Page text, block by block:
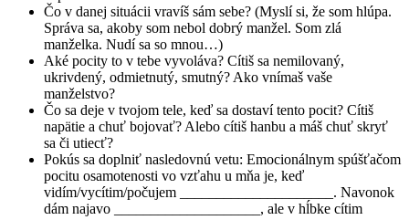
Čo v danej situácii vravíš sám sebe? (Myslí si, že som hlúpa.
Správa sa, akoby som nebol dobrý manžel. Som zlá
manželka. Nudí sa so mnou…)
Aké pocity to v tebe vyvoláva? Cítiš sa nemilovaný,
ukrivdený, odmietnutý, smutný? Ako vnímaš vaše
manželstvo?
Čo sa deje v tvojom tele, keď sa dostaví tento pocit? Cítiš
napätie a chuť bojovať? Alebo cítiš hanbu a máš chuť skryť
sa či utiecť?
Pokús sa doplniť nasledovnú vetu: Emocionálnym spúšťačom
pocitu osamotenosti vo vzťahu u mňa je, keď
vidím/vycítim/počujem _____________________. Navonok
dám najavo ____________________, ale v hĺbke cítim